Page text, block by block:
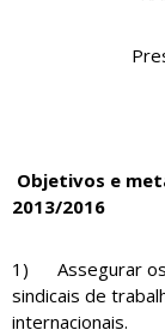
Objetivos e
2013/2016
1) Assegurar os
sindicais de
internacionais.